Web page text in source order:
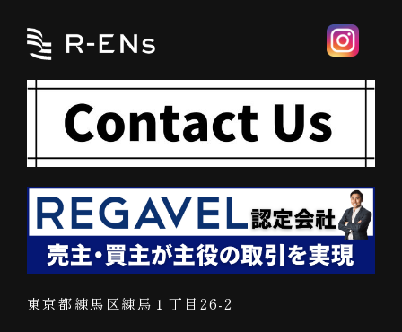
東京都練馬区練馬１丁目26-2